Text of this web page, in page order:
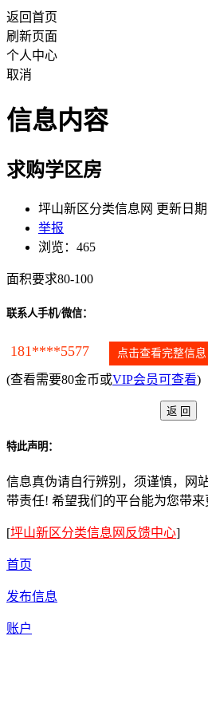
返回首页
刷新页面
个人中心
取消
信息内容
求购学区房
坪山新区分类信息网 更新日期
举报
浏览：465
面积要求80-100
联系人手机/微信：
181****5577 点击查看完整信息
(查看需要80金币或VIP会员可查看)
特此声明：
信息真伪请自行辨别，须谨慎，网
带责任! 希望我们的平台能为您带来
[坪山新区分类信息网反馈中心]
首页
发布信息
账户